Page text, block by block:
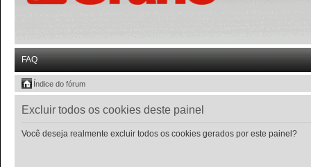
FAQ
Índice do fórum
Excluir todos os cookies deste painel
Você deseja realmente excluir todos os cookies gerados por este painel?